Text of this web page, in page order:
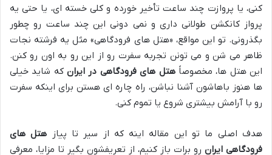
کنی، یا پروازت چند ساعت تأخیر خورده و کلی خسته ای، یا حتی یه
پرواز کانکشن طولانی داری و نمی دونی این چند ساعت رو چطور
بگذرونی. تو این مواقع، «هتل های فرودگاهی» مثل یه فرشته نجات
ظاهر می شن و می تونن تجربه سفرت رو از این رو به اون رو کنن.
این هتل ها، مخصوصاًهتل های فرودگاهی در ایرانکه شاید خیلی
ها هنوز باهاشون آشنا نباشن، راه چاره ای هستن برای اینکه سفرت
رو با آرامش بیشتری شروع یا تموم کنی.
هدف اصلی ما تو این مقاله اینه که از سیر تا پیاز هتل های
فرودگاهی ایران رو برات باز کنیم، از تعریفشون بگیر تا مزایا، معرفی